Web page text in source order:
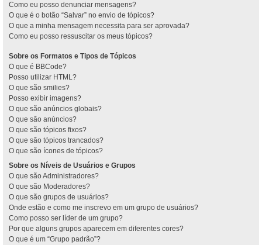
Como eu posso denunciar mensagens?
O que é o botão “Salvar” no envio de tópicos?
O que a minha mensagem necessita para ser aprovada?
Como eu posso ressuscitar os meus tópicos?
Sobre os Formatos e Tipos de Tópicos
O que é BBCode?
Posso utilizar HTML?
O que são smilies?
Posso exibir imagens?
O que são anúncios globais?
O que são anúncios?
O que são tópicos fixos?
O que são tópicos trancados?
O que são ícones de tópicos?
Sobre os Níveis de Usuários e Grupos
O que são Administradores?
O que são Moderadores?
O que são grupos de usuários?
Onde estão e como me inscrevo em um grupo de usuários?
Como posso ser líder de um grupo?
Por que alguns grupos aparecem em diferentes cores?
O que é um “Grupo padrão”?